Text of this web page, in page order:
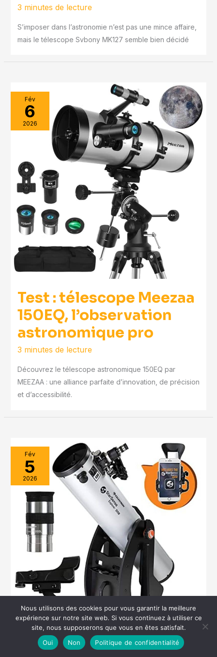
3 minutes de lecture
S’imposer dans l’astronomie n’est pas une mince affaire,
mais le télescope Svbony MK127 semble bien décidé
Fév
6
2026
Test : télescope Meezaa
150EQ, l’observation
astronomique pro
3 minutes de lecture
Découvrez le télescope astronomique 150EQ par
MEEZAA : une alliance parfaite d’innovation, de précision
et d’accessibilité.
Fév
5
2026
Test du télescope
Nous utilisons des cookies pour vous garantir la meilleure
expérience sur notre site web. Si vous continuez à utiliser ce
site, nous supposerons que vous en êtes satisfait.
Oui
Non Politique de confidentialité